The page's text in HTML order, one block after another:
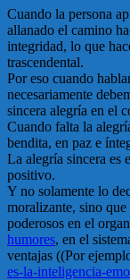
Cuando la persona
allanado el camino
integridad, lo que
trascendental.
Por eso cuando
necesariamente
sincera alegría en el
Cuando falta la
bendita, en paz e
La alegría sincera es
positivo.
Y no solamente lo
moralizante, sino
poderosos en el
humores, en el
ventajas ((Por
es-la-inteligencia-